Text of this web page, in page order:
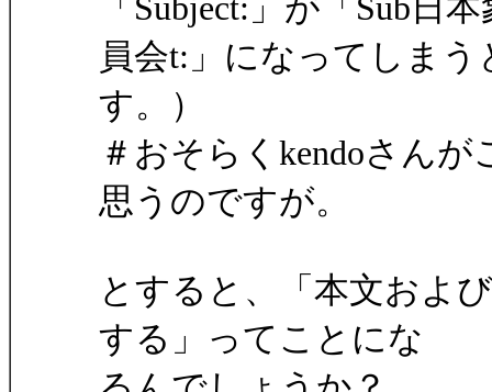
員会t:」になってしま
す。）
＃おそらくkendoさん
思うのですが。
とすると、「本文およ
する」ってことにな